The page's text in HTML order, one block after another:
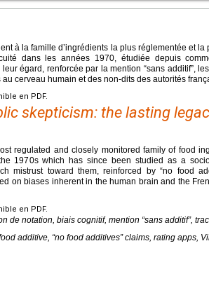
à la famille d’ingrédients la plus réglementée et la
dans les années 1970, étudiée depuis
égard, renforcée par la mention “sans additif”,
cerveau humain et des non-dits des autorités
en PDF.
skepticism: the lasting
regulated and closely monitored family of food
1970s which has since been studied as a
mistrust toward them, reinforced by “no food
on biases inherent in the human brain and the
en PDF.
de notation, biais cognitif, mention “sans additif”,
additive, “no food additives” claims, rating apps,